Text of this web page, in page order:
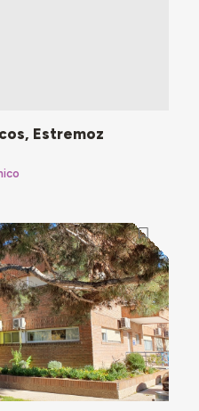
Estremoz